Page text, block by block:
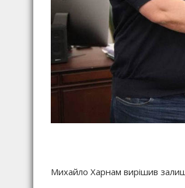
Михайло Харнам вирішив